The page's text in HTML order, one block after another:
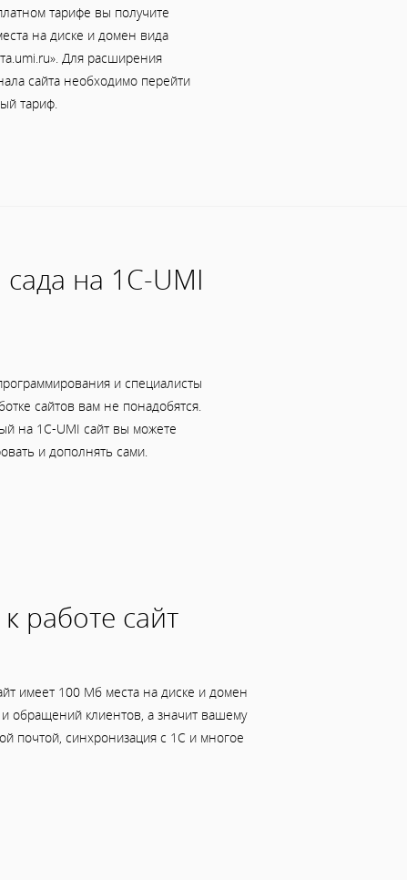
тарифе вы получите
на диске и домен вида
Для расширения
сайта необходимо перейти
тариф.
на 1С-UMI
и специалисты
сайтов вам не понадобятся.
на 1C-UMI сайт вы можете
и дополнять сами.
работе сайт
имеет 100 Мб места на диске и домен
и обращений клиентов, а значит вашему
почтой, синхронизация с 1С и многое